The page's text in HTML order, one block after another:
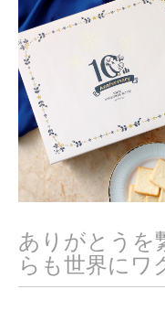
ありがとうを
らも世界にワ